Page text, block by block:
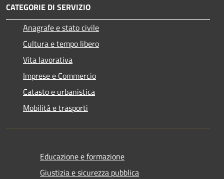
CATEGORIE DI SERVIZIO
Anagrafe e stato civile
Cultura e tempo libero
Vita lavorativa
Imprese e Commercio
Catasto e urbanistica
Mobilità e trasporti
Educazione e formazione
Giustizia e sicurezza pubblica